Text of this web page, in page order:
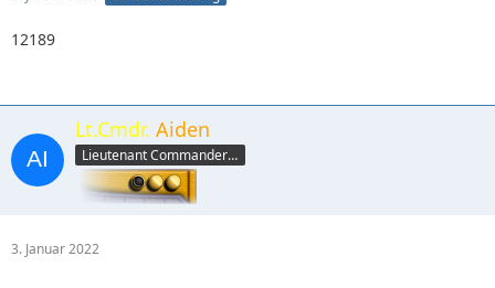
12189
Lt.Cmdr. Aiden
Lieutenant Commander (yellow)
3. Januar 2022